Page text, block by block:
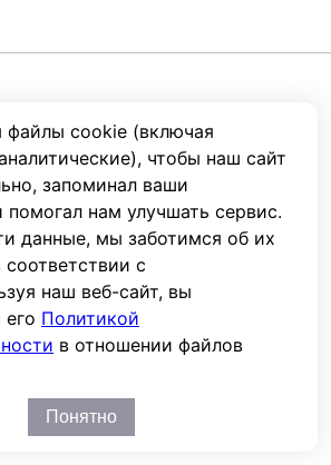
cookie (включая
чтобы наш сайт
запоминал ваши
помогал нам улучшать сервис.
данные, мы заботимся об их
с
наш веб-сайт, вы
его Политикой
в отношении файлов
Понятно
75
разряде, Ач 75
12
AGM
Нет